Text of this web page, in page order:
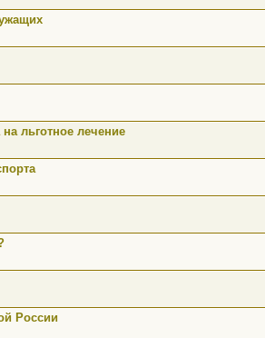
льготное лечение
России